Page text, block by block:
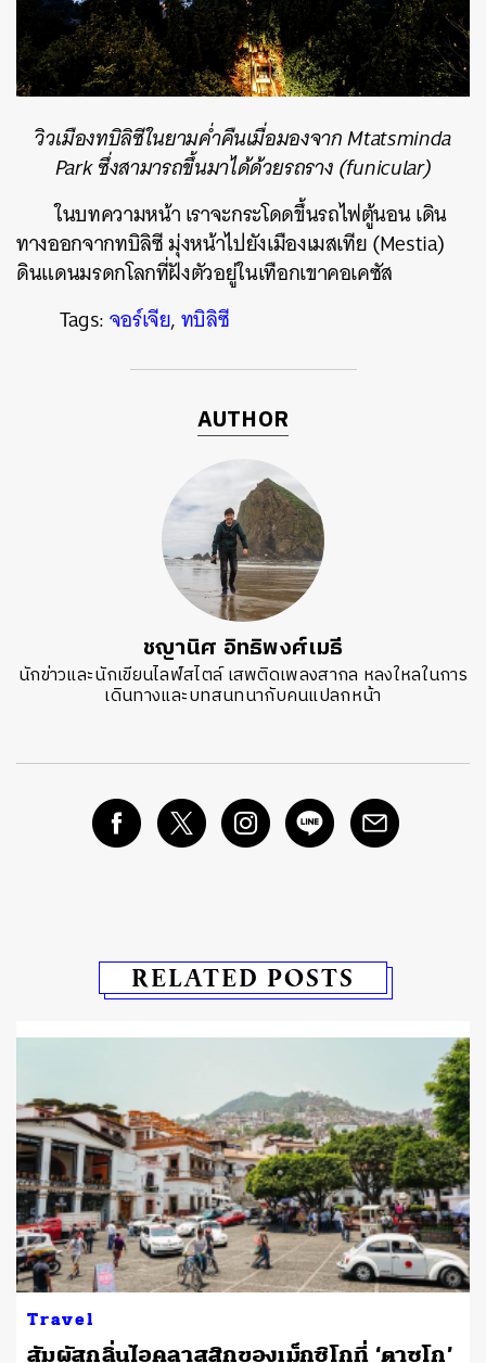
วิวเมืองทบิลิซีในยามค่ำคืนเมื่อมองจากMtatsminda
Park ซึ่งสามารถขึ้นมาได้ด้วยรถราง (funicular)
ในบทความหน้า เราจะกระโดดขึ้นรถไฟตู้นอน เดิน
ทางออกจากทบิลิซี มุ่งหน้าไปยังเมืองเมสเทีย (Mestia)
ดินแดนมรดกโลกที่ฝังตัวอยู่ในเทือกเขาคอเคซัส
Tags:จอร์เจีย,ทบิลิซี
AUTHOR
ชญานิศ อิทธิพงศ์เมธี
นักข่าวและนักเขียนไลฟ์สไตล์ เสพติดเพลงสากล หลงใหลในการ
เดินทางและบทสนทนากับคนแปลกหน้า
RELATED POSTS
Travel
สัมผัสกลิ่นไอคลาสสิกของเม็กซิโกที่ ‘ตาซโก’